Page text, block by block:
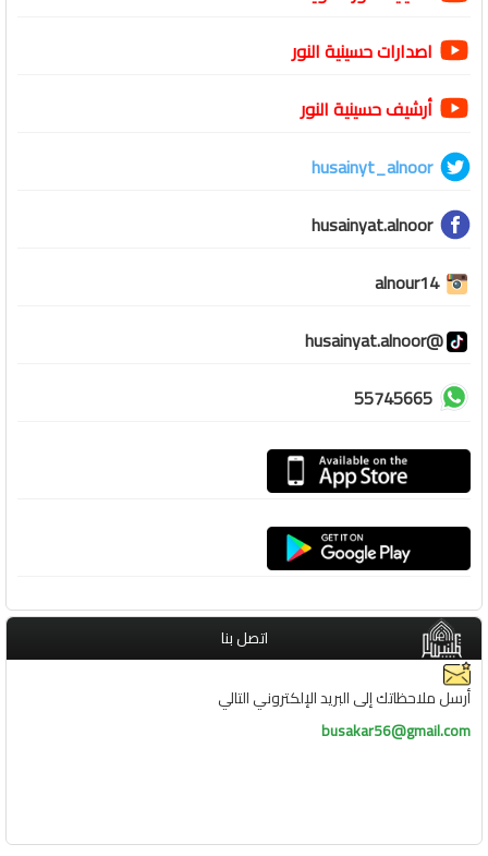
اصدارات حسينية النور
أرشيف حسينية النور
husainyt_alnoor
husainyat.alnoor
alnour14
@husainyat.alnoor
55745665
اتصل بنا
أرسل ملاحظاتك إلى البريد الإلكتروني التالي
busakar56@gmail.com